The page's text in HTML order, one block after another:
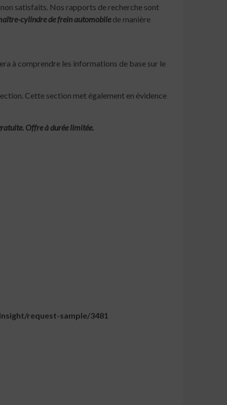
satisfaits. Nos rapports de recherche sont
cylindre de frein automobilede manière
à comprendre les informations de base sur le
Cette section met également en évidence
Offre à durée limitée.
request-sample/3481